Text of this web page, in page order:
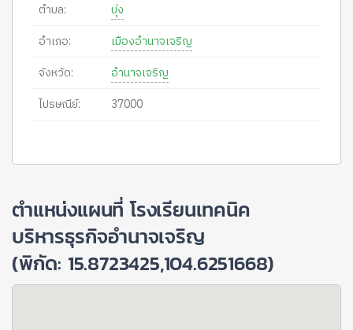
ตำบล:
บุ่ง
อำเภอ:
เมืองอำนาจเจริญ
จังหวัด:
อำนาจเจริญ
ไปรษณีย์:
37000
ตำแหน่งแผนที่ โรงเรียนเทคนิค
บริหารธุรกิจอำนาจเจริญ
(พิกัด: 15.8723425,104.6251668)